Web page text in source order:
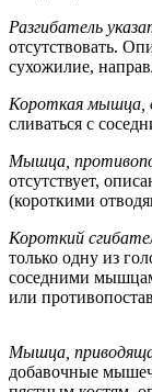
Разгибатель
отсутствовать.
сухожилие,
Короткая мышца,
сливаться с
Мышца,
отсутствует,
(короткими
Короткий
только одну из
соседними
или
Мышца,
добавочные